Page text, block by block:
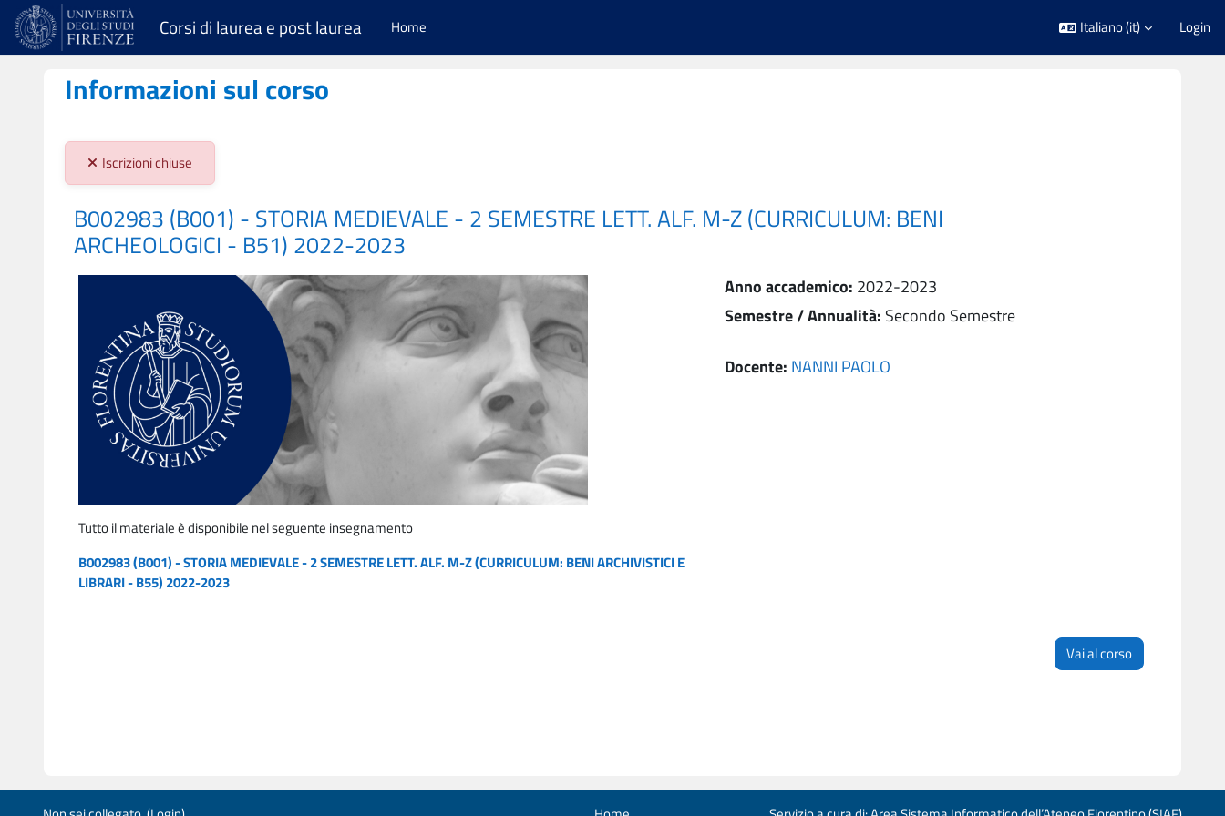
Vai al contenuto principale
Corsi di laurea e post laurea Home Italiano ‎(it)‎ Login
Informazioni sul corso
Stato iscrizioni:
Iscrizioni chiuse
B002983 (B001) - STORIA MEDIEVALE - 2 SEMESTRE LETT. ALF. M-Z (CURRICULUM: BENI
ARCHEOLOGICI - B51) 2022-2023
Tutto il materiale è disponibile nel seguente insegnamento
B002983 (B001) - STORIA MEDIEVALE - 2 SEMESTRE LETT. ALF. M-Z (CURRICULUM: BENI ARCHIVISTICI E
LIBRARI - B55) 2022-2023
Anno accademico: 2022-2023
Semestre / Annualità: Secondo Semestre
Docente: NANNI PAOLO
Vai al corso